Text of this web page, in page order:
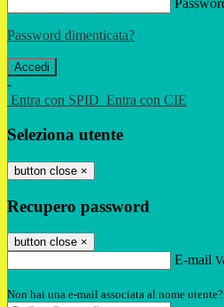
Password dimenticata?
-
Entra con SPID Entra con CIE
Seleziona utente
button close ×
Recupero password
button close ×
E-mail
Non hai una e-mail associata al nome